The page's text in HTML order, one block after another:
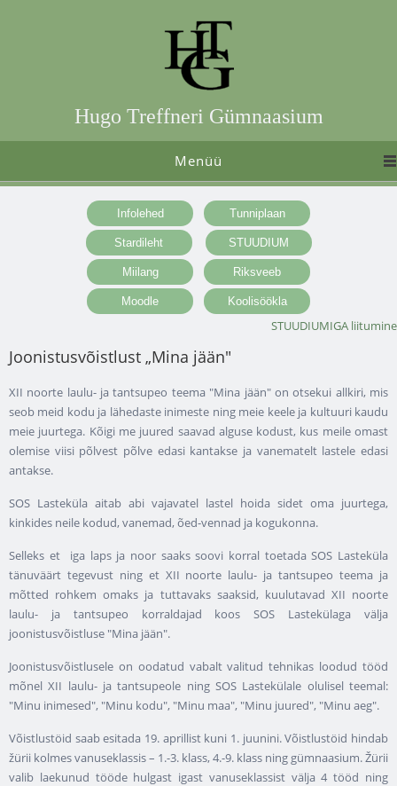
Hugo Treffneri Gümnaasium
Menüü
STUUDIUMIGA liitumine
Joonistusvõistlust „Mina jään"
XII noorte laulu- ja tantsupeo teema "Mina jään" on otsekui allkiri, mis
seob meid kodu ja lähedaste inimeste ning meie keele ja kultuuri kaudu
meie juurtega. Kõigi me juured saavad alguse kodust, kus meile omast
olemise viisi põlvest põlve edasi kantakse ja vanematelt lastele edasi
antakse.
SOS Lasteküla aitab abi vajavatel lastel hoida sidet oma juurtega,
kinkides neile kodud, vanemad, õed-vennad ja kogukonna.
Selleks et iga laps ja noor saaks soovi korral toetada SOS Lasteküla
tänuväärt tegevust ning et XII noorte laulu- ja tantsupeo teema ja
mõtted rohkem omaks ja tuttavaks saaksid, kuulutavad XII noorte
laulu- ja tantsupeo korraldajad koos SOS Lastekülaga välja
joonistusvõistluse "Mina jään".
Joonistusvõistlusele on oodatud vabalt valitud tehnikas loodud tööd
mõnel XII laulu- ja tantsupeole ning SOS Lastekülale olulisel teemal:
"Minu inimesed", "Minu kodu", "Minu maa", "Minu juured", "Minu aeg".
Võistlustöid saab esitada 19. aprillist kuni 1. juunini. Võistlustöid hindab
žürii kolmes vanuseklassis – 1.-3. klass, 4.-9. klass ning gümnaasium. Žürii
valib laekunud tööde hulgast igast vanuseklassist välja 4 tööd ning